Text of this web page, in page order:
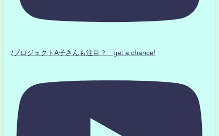
/プロジェクトA子さんも注目？ get a chance!